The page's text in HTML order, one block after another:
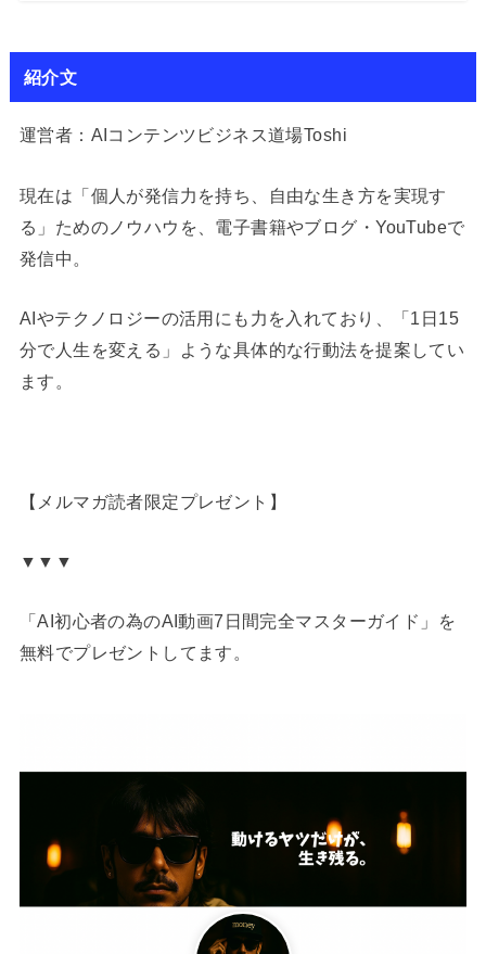
紹介文
運営者：AIコンテンツビジネス道場Toshi
現在は「個人が発信力を持ち、自由な生き方を実現す
る」ためのノウハウを、電子書籍やブログ・YouTubeで
発信中。
AIやテクノロジーの活用にも力を入れており、「1日15
分で人生を変える」ような具体的な行動法を提案してい
ます。
【メルマガ読者限定プレゼント】
▼▼▼
「AI初心者の為のAI動画7日間完全マスターガイド」を
無料でプレゼントしてます。